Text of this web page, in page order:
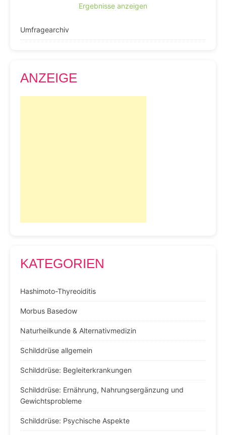
Ergebnisse anzeigen
Umfragearchiv
ANZEIGE
KATEGORIEN
Hashimoto-Thyreoiditis
Morbus Basedow
Naturheilkunde & Alternativmedizin
Schilddrüse allgemein
Schilddrüse: Begleiterkrankungen
Schilddrüse: Ernährung, Nahrungsergänzung und
Gewichtsprobleme
Schilddrüse: Psychische Aspekte